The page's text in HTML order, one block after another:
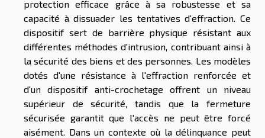
protection efficace grâce à sa robustesse et sa
capacité à dissuader les tentatives d'effraction. Ce
dispositif sert de barrière physique résistant aux
différentes méthodes d'intrusion, contribuant ainsi à
la sécurité des biens et des personnes. Les modèles
dotés d'une résistance à l'effraction renforcée et
d'un dispositif anti-crochetage offrent un niveau
supérieur de sécurité, tandis que la fermeture
sécurisée garantit que l'accès ne peut être forcé
aisément. Dans un contexte où la délinquance peut